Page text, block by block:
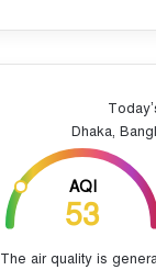
Dhaka,
AQI
53
The air quality is